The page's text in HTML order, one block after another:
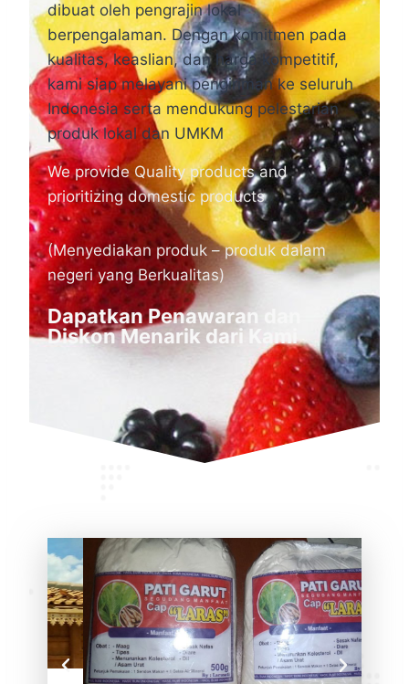
dibuat oleh pengrajin lokal
berpengalaman. Dengan komitmen pada
kualitas, keaslian, dan harga kompetitif,
kami siap melayani pengiriman ke seluruh
Indonesia serta mendukung pelestarian
produk lokal dan UMKM
We provide Quality products and
prioritizing domestic products
(Menyediakan produk – produk dalam
negeri yang Berkualitas)
Dapatkan Penawaran dan
Diskon Menarik dari Kami